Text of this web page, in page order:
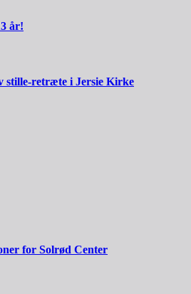
år!
stille-retræte i Jersie Kirke
for Solrød Center